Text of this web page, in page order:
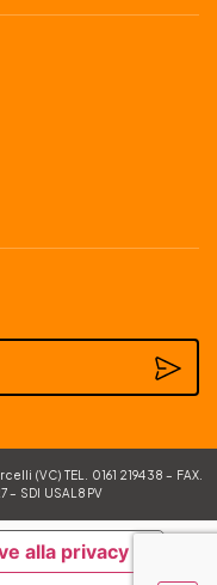
(VC) TEL. 0161 219438 – FAX.
– SDI USAL8PV
alla privacy